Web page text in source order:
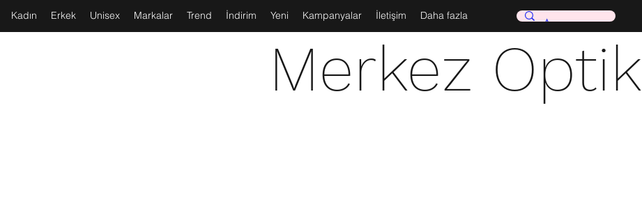
Kadın Erkek Unisex Markalar Trend İndirim Yeni Kampanyalar İletişim Daha fazla
Merkez Optik